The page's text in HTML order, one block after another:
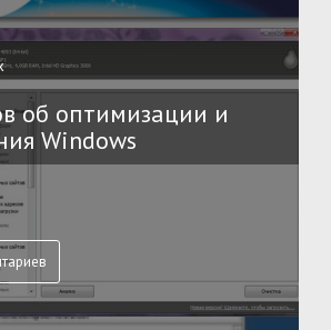
об оптимизации и
Windows